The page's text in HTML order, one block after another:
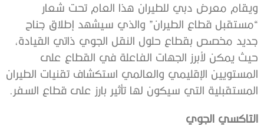
ويقام معرض دبي للطيران هذا العام تحت شعار
“مستقبل قطاع الطيران” والذي سيشهد إطلاق جناح
جديد مخصص بقطاع حلول النقل الجوي ذاتي القيادة،
حيث يمكن لأبرز الجهات الفاعلة في القطاع على
المستويين الإقليمي والعالمي استكشاف تقنيات الطيران
المستقبلية التي سيكون لها تأثير بارز على قطاع السفر.
التاكسي الجوي